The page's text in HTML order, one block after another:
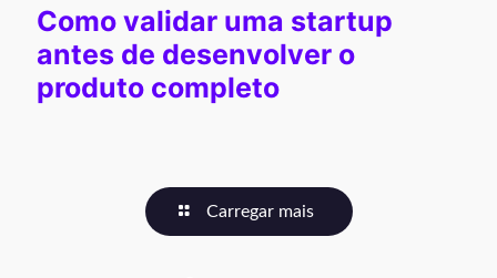
Como validar uma startup
antes de desenvolver o
produto completo
Carregar mais